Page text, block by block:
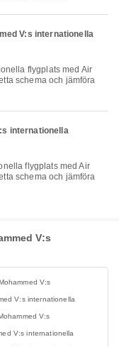
V:s internationella
schema och jämföra
internationella
schema och jämföra
V:s
V:s
V:s internationella
V:s
V:s internationella